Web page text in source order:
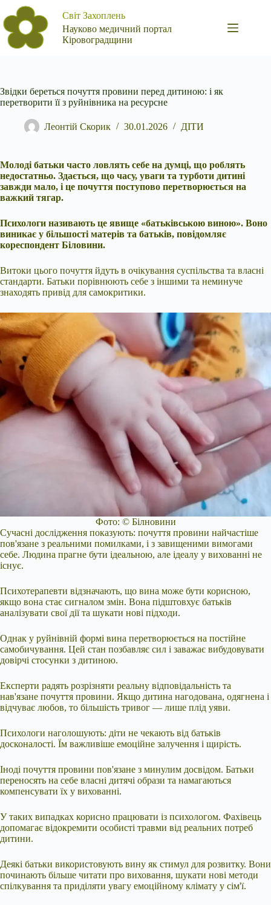
Перейти
до
вмісту
Світ Захоплень
Науково медичний портал
Кіровоградщини
Звідки береться почуття провини перед дитиною: і як
перетворити її з руйнівника на ресурсне
Леонтій Скорик 30.01.2026 ДІТИ
Молоді батьки часто ловлять себе на думці, що роблять
недостатньо. Здається, що часу, уваги та турботи дитині
завжди мало, і це почуття поступово перетворюється на
важкий тягар.
Психологи називають це явище «батьківською виною». Воно
виникає у більшості матерів та батьків, повідомляє
кореспондент Біловини.
Витоки цього почуття йдуть в очікування суспільства та власні
стандарти. Батьки порівнюють себе з іншими та неминуче
знаходять привід для самокритики.
Фото: © Білновини
Сучасні дослідження показують: почуття провини найчастіше
пов'язане з реальними помилками, і з завищеними вимогами
себе. Людина прагне бути ідеальною, але ідеалу у вихованні не
існує.
Психотерапевти відзначають, що вина може бути корисною,
якщо вона стає сигналом змін. Вона підштовхує батьків
аналізувати свої дії та шукати нові підходи.
Однак у руйнівній формі вина перетворюється на постійне
самобичування. Цей стан позбавляє сил і заважає вибудовувати
довірчі стосунки з дитиною.
Експерти радять розрізняти реальну відповідальність та
нав'язане почуття провини. Якщо дитина нагодована, одягнена і
відчуває любов, то більшість тривог — лише плід уяви.
Психологи наголошують: діти не чекають від батьків
досконалості. Їм важливіше емоційне залучення і щирість.
Іноді почуття провини пов'язане з минулим досвідом. Батьки
переносять на себе власні дитячі образи та намагаються
компенсувати їх у вихованні.
У таких випадках корисно працювати із психологом. Фахівець
допомагає відокремити особисті травми від реальних потреб
дитини.
Деякі батьки використовують вину як стимул для розвитку. Вони
починають більше читати про виховання, шукати нові методи
спілкування та приділяти увагу емоційному клімату у сім'ї.